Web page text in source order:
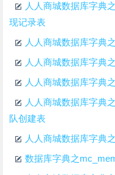
人人商城数据库字典
现记录表
人人商城数据库字典
人人商城数据库字典
人人商城数据库字典
人人商城数据库字典
队创建表
人人商城数据库字典
数据库字典之